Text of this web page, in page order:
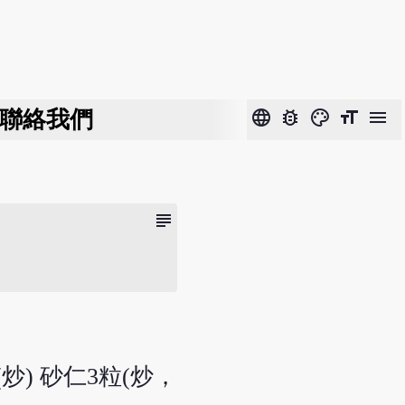
聯絡我們 language bug_report color_lens format_size menu
subject
) 砂仁3粒(炒，